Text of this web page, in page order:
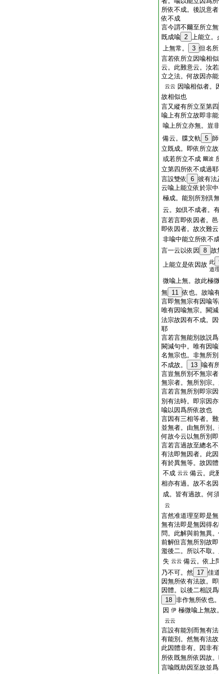
所依不成。後説意
依不成
言今謂不爾至所立
既成喩 2 上能立。
上無常。
3 但名
言若依所立因喩相
云。此難意云。汝
立之法。何故因亦
云云 因喩相似者。
故相似也
言又縱有所立至第四
喩上有所立故即非
喩上所立亦無。豈
備云。牒文軌 5
立既成。即依所立
或若所立不成 爾波
立第四所依不成過耶
言設雙依
6 彼有法
云喩上能立依於宗
極成。能別所別倶
云。如倶不成者。
言若言即依因者。
即依因者。故次難
非喩中能立所依不
言一云以依因
8 故
上能立是依因故 此
道
微喩上無。故此極
無 11 依也。故喩
言即無無宗有因喩
唯有因喩無宗。闕
法宗故因有不成。
耶
言若言無能別故説
闕減句中。唯有因
名無宗也。非無所
不成故。
13 喩有
言豈無所別不無宗
無宗者。無所別宗
言若言無所別即宗
別有法時。即宗因
喩以因爲所依故也
言因有三相等者。
並無者。由無所別
何故今云以無所別
言若言過故至總名
有法即無因者。此
有於異無等。故因
不成 云云 備云。此
相亦有過。故不名
成。皆有過故。何
云
言然准道理至即是
無有法即是無因得
問。此解與前無異
前解但言無所別故
濫後二。所以不取
失 云云 備云。依上
乃不可。然 17 佳
因無所依有法故。
因體。以後二相説
18 非作無所依也
因 伊 極微喩上無故
云云
言設有能別而無有
有能別。然無有法
此因體非有。因非
所依既無所依因故
言喩既助因至故並